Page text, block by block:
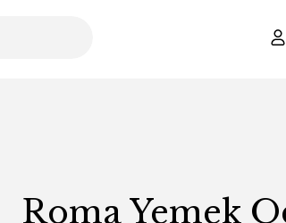
Roma Yemek